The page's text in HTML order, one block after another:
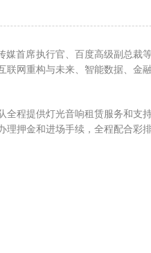
首席执行官、百度高级副总裁
网重构与未来、智能数据、金
全程提供灯光音响租赁服务和支
押金和进场手续，全程配合彩